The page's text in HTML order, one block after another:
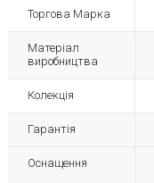
Торгова Марка
Матеріал
виробництва
Колекція
Гарантія
Оснащення